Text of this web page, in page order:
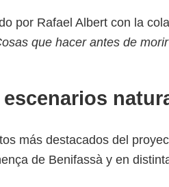
por Rafael Albert con la
que hacer antes de morir
escenarios
más destacados del
de Benifassà y en